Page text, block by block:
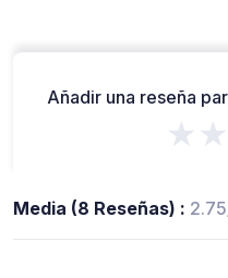
Añadir una reseña
Media (8 Reseñas) :